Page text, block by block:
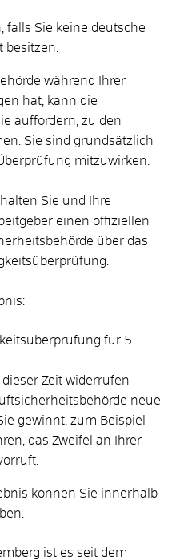
falls Sie keine deutsche
besitzen.
während Ihrer
hat, kann die
auffordern, zu den
Sie sind grundsätzlich
mitzuwirken.
Sie und Ihre
einen offiziellen
über das
für 5
Zeit widerrufen
neue
gewinnt, zum Beispiel
das Zweifel an Ihrer
können Sie innerhalb
ist es seit dem